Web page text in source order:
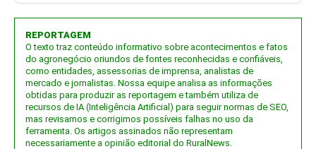
REPORTAGEM
O texto traz conteúdo informativo sobre acontecimentos e fatos
do agronegócio oriundos de fontes reconhecidas e confiáveis,
como entidades, assessorias de imprensa, analistas de
mercado e jornalistas. Nossa equipe analisa as informações
obtidas para produzir as reportagem e também utiliza de
recursos de IA (Inteligência Artificial) para seguir normas de SEO,
mas revisamos e corrigimos possíveis falhas no uso da
ferramenta. Os artigos assinados não representam
necessariamente a opinião editorial do RuralNews.